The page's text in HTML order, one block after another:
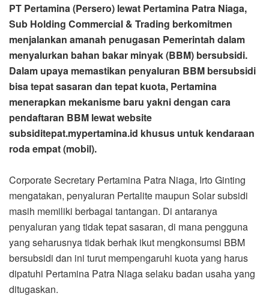
PT Pertamina (Persero) lewat Pertamina Patra Niaga,
Sub Holding Commercial & Trading berkomitmen
menjalankan amanah penugasan Pemerintah dalam
menyalurkan bahan bakar minyak (BBM) bersubsidi.
Dalam upaya memastikan penyaluran BBM bersubsidi
bisa tepat sasaran dan tepat kuota, Pertamina
menerapkan mekanisme baru yakni dengan cara
pendaftaran BBM lewat website
subsiditepat.mypertamina.id khusus untuk kendaraan
roda empat (mobil).
Corporate Secretary Pertamina Patra Niaga, Irto Ginting
mengatakan, penyaluran Pertalite maupun Solar subsidi
masih memiliki berbagai tantangan. Di antaranya
penyaluran yang tidak tepat sasaran, di mana pengguna
yang seharusnya tidak berhak ikut mengkonsumsi BBM
bersubsidi dan ini turut mempengaruhi kuota yang harus
dipatuhi Pertamina Patra Niaga selaku badan usaha yang
ditugaskan.